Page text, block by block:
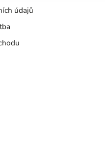
údajů